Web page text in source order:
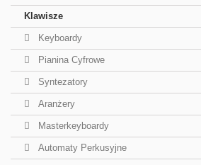
Klawisze
Keyboardy
Pianina Cyfrowe
Syntezatory
Aranżery
Masterkeyboardy
Automaty Perkusyjne